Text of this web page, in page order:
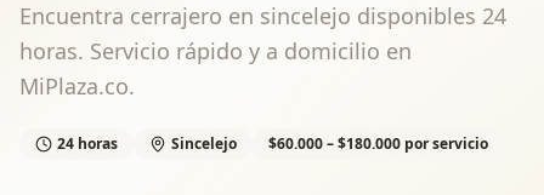
Encuentra cerrajero en sincelejo disponibles 24
horas. Servicio rápido y a domicilio en
MiPlaza.co.
24 horas Sincelejo $60.000 – $180.000 por servicio